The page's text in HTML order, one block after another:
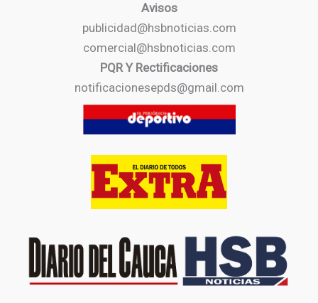
Avisos
publicidad@hsbnoticias.com
comercial@hsbnoticias.com
PQR Y Rectificaciones
notificacionesepds@gmail.com